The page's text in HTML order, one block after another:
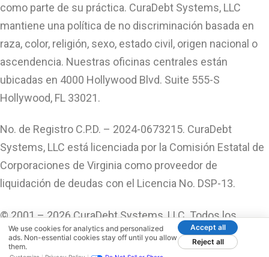
como parte de su práctica. CuraDebt Systems, LLC
mantiene una política de no discriminación basada en
raza, color, religión, sexo, estado civil, origen nacional o
ascendencia. Nuestras oficinas centrales están
ubicadas en 4000 Hollywood Blvd. Suite 555-S
Hollywood, FL 33021.
No. de Registro C.P.D. – 2024-0673215. CuraDebt
Systems, LLC está licenciada por la Comisión Estatal de
Corporaciones de Virginia como proveedor de
liquidación de deudas con el Licencia No. DSP-13.
© 2001 – 2026 CuraDebt Systems, LLC. Todos los
Derechos Reservados.
We use cookies for analytics and personalized
ads. Non-essential cookies stay off until you allow
them.
Accept all
Reject all